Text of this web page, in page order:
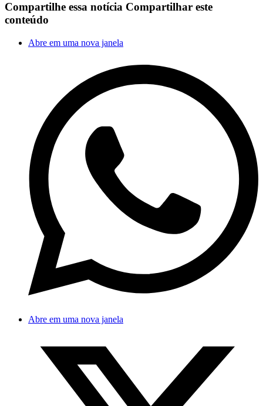
Compartilhe essa notícia Compartilhar este
conteúdo
Abre em uma nova janela
Abre em uma nova janela